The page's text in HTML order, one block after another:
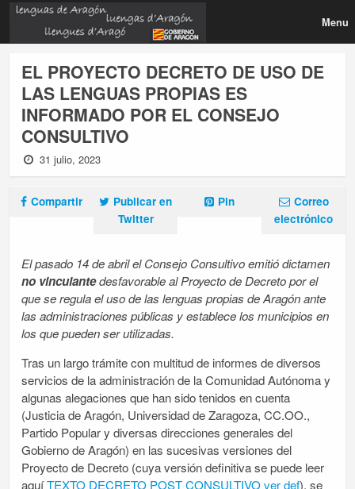
Menu
EL PROYECTO DECRETO DE USO DE
LAS LENGUAS PROPIAS ES
INFORMADO POR EL CONSEJO
CONSULTIVO
31 julio, 2023
Compartir
Publicar en
Twitter
Pin
Correo
electrónico
El pasado 14 de abril el Consejo Consultivo emitió dictamen
no vinculantedesfavorable al Proyecto de Decreto por el
que se regula el uso de las lenguas propias de Aragón ante
las administraciones públicas y establece los municipios en
los que pueden ser utilizadas.
Tras un largo trámite con multitud de informes de diversos
servicios de la administración de la Comunidad Autónoma y
algunas alegaciones que han sido tenidos en cuenta
(Justicia de Aragón, Universidad de Zaragoza, CC.OO.,
Partido Popular y diversas direcciones generales del
Gobierno de Aragón) en las sucesivas versiones del
Proyecto de Decreto (cuya versión definitiva se puede leer
aquíTEXTO DECRETO POST CONSULTIVO ver def), se